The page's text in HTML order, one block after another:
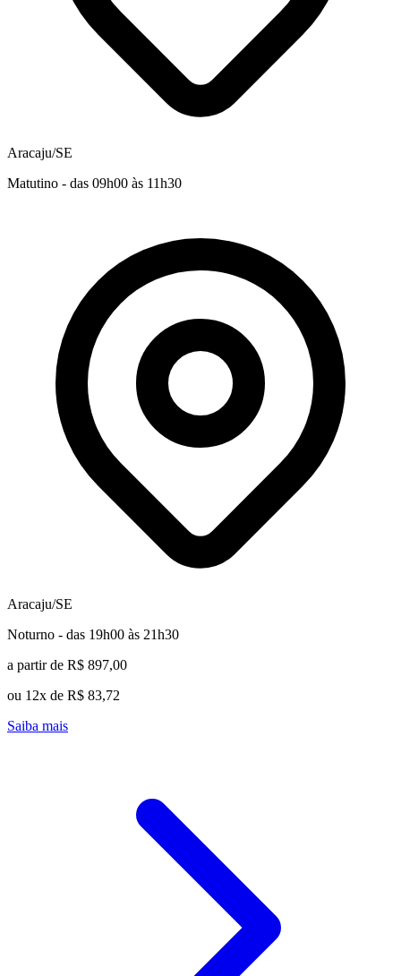
Aracaju/SE
Matutino - das 09h00 às 11h30
Aracaju/SE
Noturno - das 19h00 às 21h30
a partir de R$ 897,00
ou 12x de R$ 83,72
Saiba mais